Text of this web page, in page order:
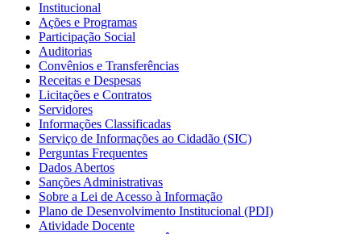
Institucional
Ações e Programas
Participação Social
Auditorias
Convênios e Transferências
Receitas e Despesas
Licitações e Contratos
Servidores
Informações Classificadas
Serviço de Informações ao Cidadão (SIC)
Perguntas Frequentes
Dados Abertos
Sanções Administrativas
Sobre a Lei de Acesso à Informação
Plano de Desenvolvimento Institucional (PDI)
Atividade Docente